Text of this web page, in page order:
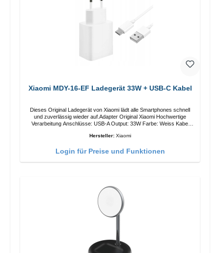
Xiaomi MDY-16-EF Ladegerät 33W + USB-C Kabel
Dieses Original Ladegerät von Xiaomi lädt alle Smartphones schnell
und zuverlässig wieder auf.Adapter Original Xiaomi Hochwertige
Verarbeitung Anschlüsse: USB-A Output: 33W Farbe: Weiss Kabel
Hersteller: Xiaomi
Login für Preise und Funktionen